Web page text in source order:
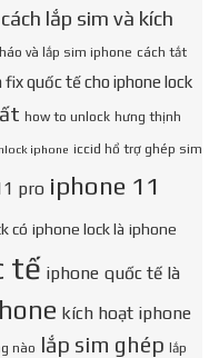
cách lắp sim và kích
và lắp sim iphone cách tắt
fix quốc tế cho iphone lock
how to unlock hưng thịnh
iphone iccid hổ trợ ghép sim
pro iphone 11
có iphone lock là iphone
tế iphone quốc tế là
kích hoạt iphone
nào lắp sim ghép lắp